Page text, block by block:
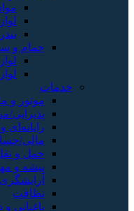
حمام و
خدمات
موتور و
پذیرایی/
رایانه‌ای
مالی/
حمل و
پیشه و
نظافت
باغبانی